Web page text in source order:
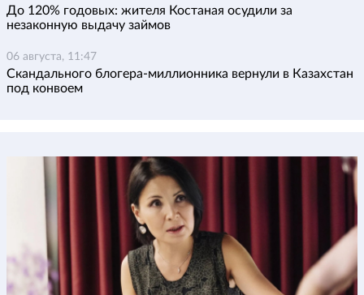
До 120% годовых: жителя Костаная осудили за
незаконную выдачу займов
06 августа, 11:47
Скандального блогера-миллионника вернули в Казахстан
под конвоем